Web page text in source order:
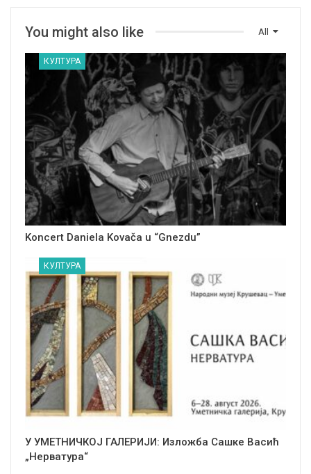
All
You might also like
КУЛТУРА
Koncert Daniela Kovača u “Gnezdu”
КУЛТУРА
У УМЕТНИЧКОЈ ГАЛЕРИЈИ: Изложба Сашке Васић
„Нерватура“